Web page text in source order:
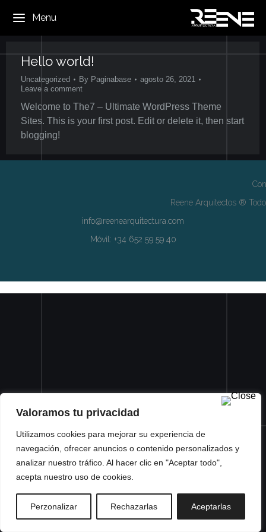
Valoramos tu privacidad
Utilizamos cookies para mejorar su experiencia de
navegación, ofrecer anuncios o contenido personalizados y
analizar nuestro tráfico. Al hacer clic en "Aceptar todo",
acepta nuestro uso de cookies.
Perzonalizar Rechazarlas Aceptarlas
Menu
Hello world!
Uncategorized By Paginabase
agosto 26, 2021
Leave a comment
Welcome to The7 – Ultimate WordPress Theme
Sites. This is your first post. Edit or delete it, then start
blogging!
Reene Arquitectos ®
info@reenearquitectura.com
Móvil: +34 652 59 59 40